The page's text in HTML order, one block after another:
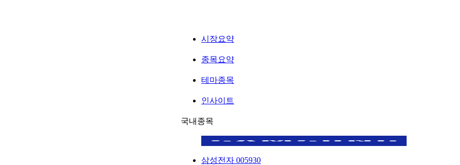
시장요약
종목요약
테마종목
인사이트
국내종목
삼성전자 005930